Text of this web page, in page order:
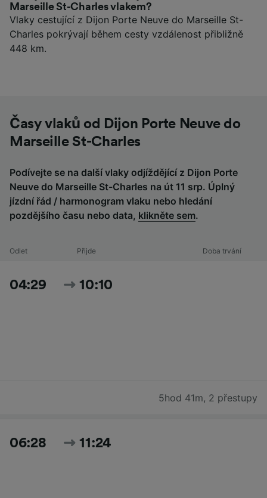
Marseille St-Charles vlakem?
Vlaky cestující z Dijon Porte Neuve do Marseille St-
Charles pokrývají během cesty vzdálenost přibližně
448 km.
Časy vlaků od Dijon Porte Neuve do
Marseille St-Charles
Podívejte se na další vlaky odjíždějící z Dijon Porte
Neuve do Marseille St-Charles na út 11 srp. Úplný
jízdní řád / harmonogram vlaku nebo hledání
pozdějšího času nebo data, klikněte sem.
Odlet Přijde Doba trvání
04:29 10:10
5hod 41m, 2 přestupy
06:28 11:24